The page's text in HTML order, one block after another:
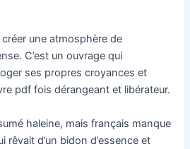
créer une atmosphère de
C’est un ouvrage qui
ses propres croyances et
pdf fois dérangeant et libérateur.
haleine, mais français manque
rêvait d’un bidon d’essence et